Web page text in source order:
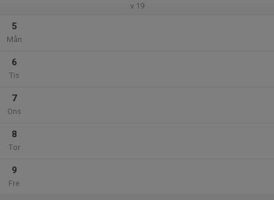
v.19
5
Mån
6
Tis
7
Ons
8
Tor
9
Fre